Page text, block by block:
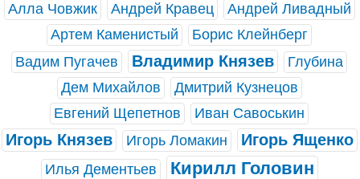
Алла Човжик
Андрей Кравец
Андрей Ливадный
Артем Каменистый
Борис Клейнберг
Вадим Пугачев
Владимир Князев
Глубина
Дем Михайлов
Дмитрий Кузнецов
Евгений Щепетнов
Иван Савоськин
Игорь Князев Игорь Ломакин Игорь Ященко
Илья Дементьев Кирилл Головин